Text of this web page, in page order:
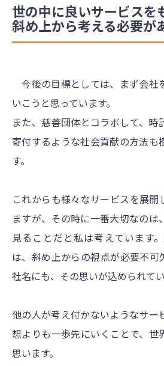
世の中に良いサービスを
斜め上から考える必要が
今後の目標としては、まず会社
いこうと思っています。
また、慈善団体とコラボして、時
寄付するような社会貢献の方法も
す。
これからも様々なサービスを展開
ますが、その時に一番大切なのは
見ることだと私は考えています
は、斜め上からの視点が必要不可
社名にも、その思いが込められてい
他の人が考え付かないようなサー
想よりも一歩先にいくことで、世
思います。